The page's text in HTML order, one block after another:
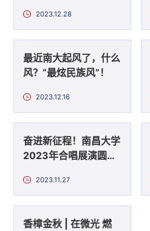
2023.12.28
最近南大起风了，什么
风？“最炫民族风”！
2023.12.16
奋进新征程！南昌大学
2023年合唱展演圆满
2023.11.27
香樟金秋 | 在微光 燃